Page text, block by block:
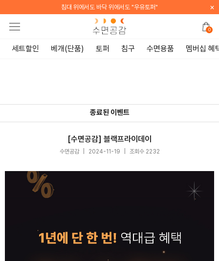
침대 위에서도 바닥 위에서도 "우유토퍼" ×
0
세트할인 베개(단품) 토퍼 침구 수면용품 멤버십 혜
종료된 이벤트
[수면공감] 블랙프라이데이
수면공감 2024-11-19 조회수 2232